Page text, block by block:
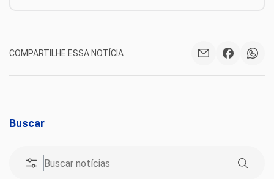
COMPARTILHE ESSA NOTÍCIA
Buscar